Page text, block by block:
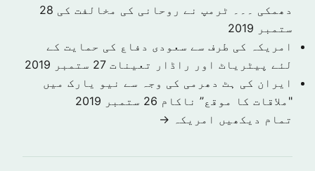
دھمکی ۔۔۔ ٹرمپ نے روحانی کی مخالفت کی 28
ستمبر 2019
امریکہ کی طرف سے سعودی دفاع کی حمایت کے
لئے پیٹریاٹ اور راڈار تعینات 27 ستمبر 2019
ایران کی ہٹ دھرمی کی وجہ سے نیو یارک میں
"ملاقات کا موقع” ناکام 26 ستمبر 2019
تمام دیکھیں امريكہ →